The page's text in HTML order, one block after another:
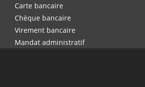
Carte bancaire
Chèque bancaire
Virement bancaire
Mandat administratif